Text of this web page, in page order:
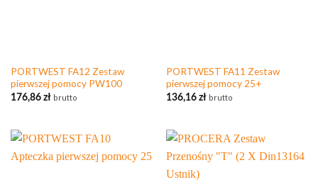
PORTWEST FA12 Zestaw
pierwszej pomocy PW100
176,86 zł brutto
PORTWEST FA11 Zestaw
pierwszej pomocy 25+
136,16 zł brutto